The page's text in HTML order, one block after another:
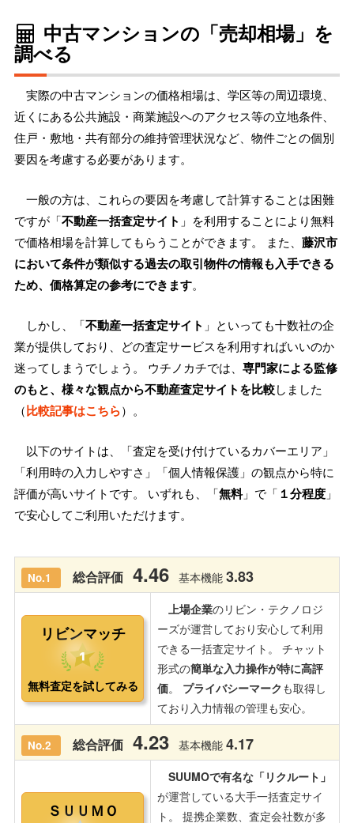
中古マンションの「売却相場」を
調べる
実際の中古マンションの価格相場は、学区等の周辺環境、
近くにある公共施設・商業施設へのアクセス等の立地条件、
住戸・敷地・共有部分の維持管理状況など、物件ごとの個別
要因を考慮する必要があります。
一般の方は、これらの要因を考慮して計算することは困難
ですが「不動産一括査定サイト 」を利用することにより無料
で価格相場を計算してもらうことができます。 また、 藤沢市
において条件が類似する過去の取引物件の情報も入手できる
ため、価格算定の参考にできます。
しかし、「不動産一括査定サイト 」といっても十数社の企
業が提供しており、どの査定サービスを利用すればいいのか
迷ってしまうでしょう。 ウチノカチでは、 専門家による監修
のもと、様々な観点から不動産査定サイトを比較しました
（比較記事はこちら）。
以下のサイトは、「査定を受け付けているカバーエリア」
「利用時の入力しやすさ」「個人情報保護」の観点から特に
評価が高いサイトです。 いずれも、「無料」で「 １分程度 」
で安心してご利用いただけます。